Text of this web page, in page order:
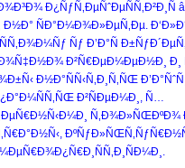
Ð¿ÑƒÑ‚ÐµÑˆÐµÑÑ‚Ð²Ð¸Ñ
ÑÐ°Ð¼Ð¾Ð»ÐµÑ‚Ðµ.
ÑÑ‚Ð¾Ð¼Ñƒ Ñƒ Ð’Ð°Ñ
Ð²Ñ€ÐµÐ¼ÐµÐ½Ð¸ Ð¸
Ð½Ð°ÑÑ‹Ñ‚Ð¸Ñ‚ÑŒ
Ð²ÑÐµÐ¼Ð¸, Ñ…
Ñ‚Ð¾Ð»ÑŒÐºÐ¾